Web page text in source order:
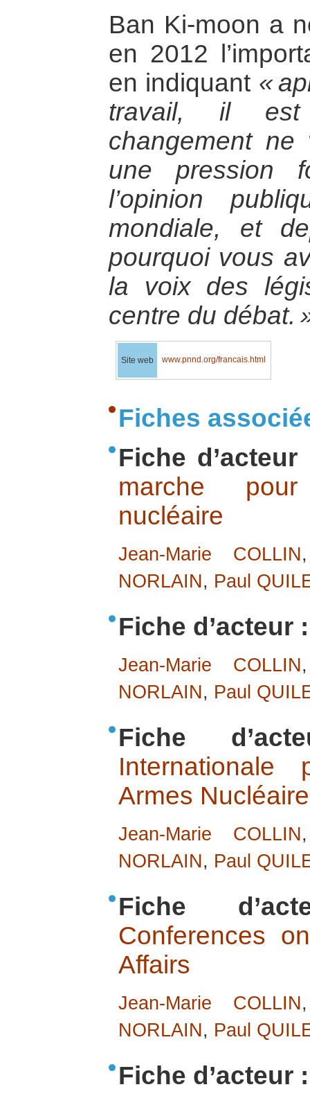
Ban Ki-moon a
en 2012
en indiquant «
travail, il
changement
une pression
l’opinion
mondiale, et
pourquoi vous
la voix des
centre du débat.
Site web www.pnnd.org/francais.html
Fiches
Fiche d’acteur
marche
nucléaire
Jean-Marie COLLIN
NORLAIN, Paul
Fiche d’acteur :
Jean-Marie COLLIN
NORLAIN, Paul
Fiche
Internationale
Armes
Jean-Marie COLLIN
NORLAIN, Paul
Fiche
Conferences
Affairs
Jean-Marie COLLIN
NORLAIN, Paul
Fiche d’acteur :